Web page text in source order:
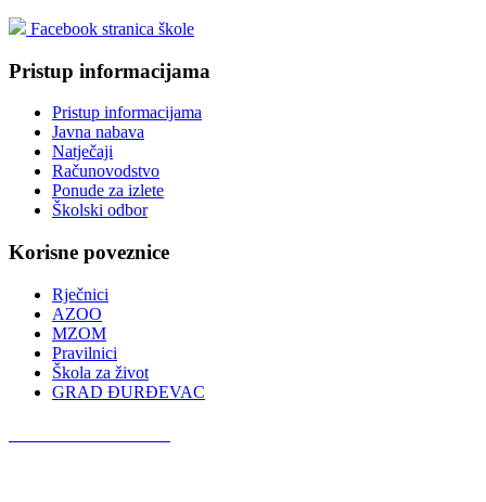
Facebook stranica škole
Pristup informacijama
Pristup informacijama
Javna nabava
Natječaji
Računovodstvo
Ponude za izlete
Školski odbor
Korisne poveznice
Rječnici
AZOO
MZOM
Pravilnici
Škola za život
GRAD ĐURĐEVAC